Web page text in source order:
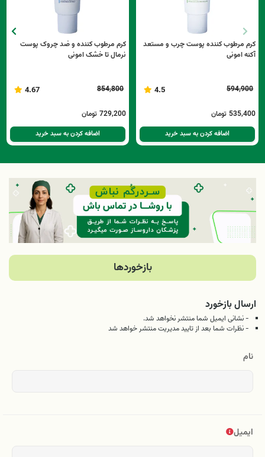
کرم مرطوب کننده پوست چرب و مستعد
آکنه امونی
594,900
4.5
535,400 تومان
اضافه کردن به سبد خرید
کرم مرطوب کننده و ضد چروک پوست
نرمال تا خشک امونی
854,800
4.67
729,200 تومان
اضافه کردن به سبد خرید
بازخوردها
ارسال بازخورد
- نشانی ایمیل شما منتشر نخواهد شد.
- نظرات شما بعد از تایید مدیریت منتشر خواهد شد
نام
ایمیل